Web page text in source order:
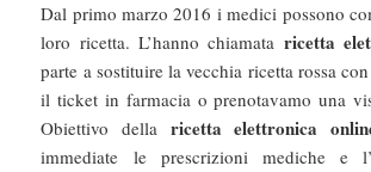
Dal primo marzo 2016 i medici possono
loro ricetta. L’hanno chiamata ricetta
parte a sostituire la vecchia ricetta rossa
il ticket in farmacia o prenotavamo una
Obiettivo della ricetta elettronica
immediate le prescrizioni mediche e